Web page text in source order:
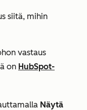
siitä, mihin
vastaus
on HubSpot-
Näytä